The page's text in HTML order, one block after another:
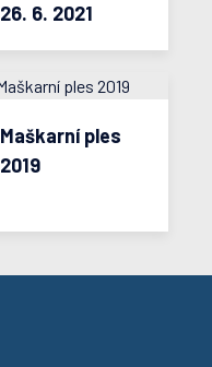
26. 6. 2021
Maškarní ples
2019